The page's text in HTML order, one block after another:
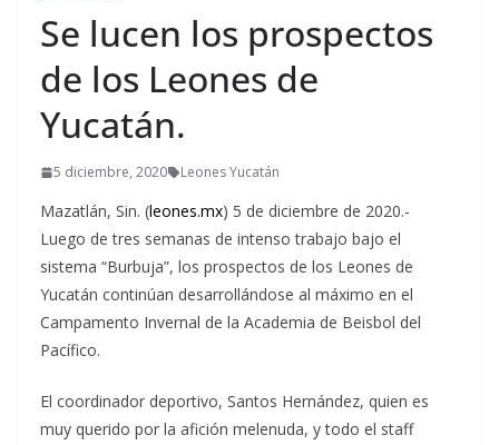
Se lucen los prospectos
de los Leones de
Yucatán.
5 diciembre, 2020 Leones Yucatán
Mazatlán, Sin. (leones.mx) 5 de diciembre de 2020.-
Luego de tres semanas de intenso trabajo bajo el
sistema “Burbuja”, los prospectos de los Leones de
Yucatán continúan desarrollándose al máximo en el
Campamento Invernal de la Academia de Beisbol del
Pacífico.
El coordinador deportivo, Santos Hernández, quien es
muy querido por la afición melenuda, y todo el staff